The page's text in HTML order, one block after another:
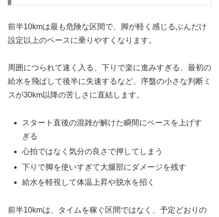
前半10kmは最も危険な区間で、脚が軽く感じるぶんだけ
設定以上のペースに乗りやすくなります。
周囲につられて速く入る、下りで楽に進みすぎる、最初の
給水を飛ばして後半に失速するなど、序盤の小さな判断ミ
スが30km以降の苦しさに直結します。
スタート直後の混雑が解けた瞬間にペースを上げす
ぎる
心拍ではなく気分の良さで押してしまう
下りで脚を使いすぎて大腿部にダメージを残す
給水を軽視して体温上昇や脱水を招く
前半10kmは、タイムを稼ぐ区間ではなく、予定どおりの